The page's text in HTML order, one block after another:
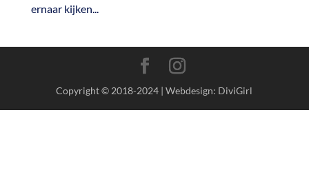
ernaar kijken...
Copyright © 2018-2024 | Webdesign: DiviGirl